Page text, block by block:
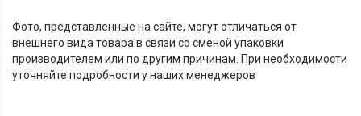
Фото, представленные на сайте, могут отличаться от
внешнего вида товара в связи со сменой упаковки
производителем или по другим причинам. При необходимости
уточняйте подробности у наших менеджеров